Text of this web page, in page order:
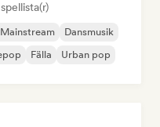
Dansmusik
Fälla Urban pop